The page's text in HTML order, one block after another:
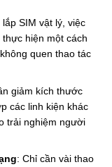
SIM vật lý, việc
hiện một cách
quen thao tác
giảm kích thước
các linh kiện khác
trải nghiệm người
: Chỉ cần vài thao